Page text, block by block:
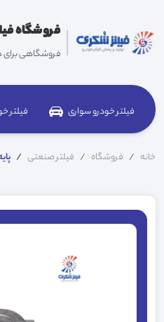
فروشگاه
فروشگاهی
فیلتر خودرو سواری فیلتر
خانه فروشگاه فیلتر صنعتی